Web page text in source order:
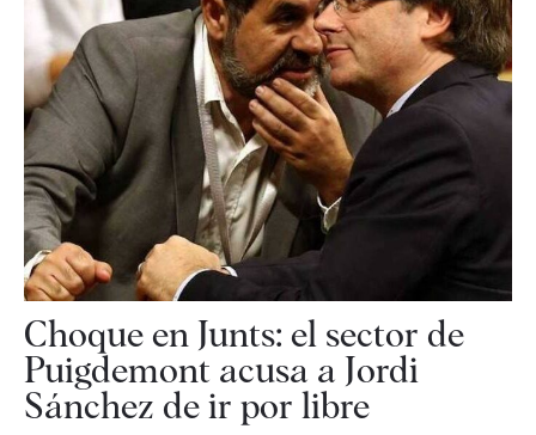
Choque en Junts: el sector de
Puigdemont acusa a Jordi
Sánchez de ir por libre